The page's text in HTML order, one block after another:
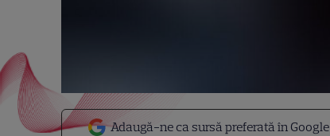
Adaugă-ne ca sursă preferată în Google